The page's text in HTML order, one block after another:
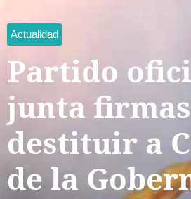
Actualidad
Partido
junta
destituir a
de la